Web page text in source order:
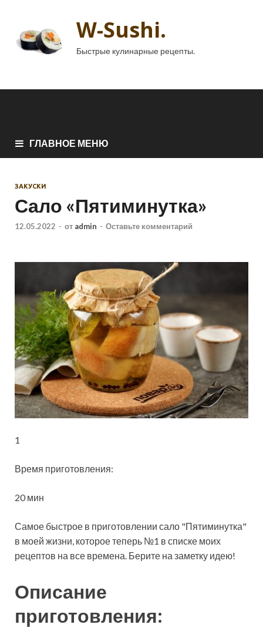
W-Sushi.
Быстрые кулинарные рецепты.
ГЛАВНОЕ МЕНЮ
ЗАКУСКИ
Сало «Пятиминутка»
12.05.2022 - от admin - Оставьте комментарий
1
Время приготовления:
20 мин
Самое быстрое в приготовлении сало "Пятиминутка"
в моей жизни, которое теперь №1 в списке моих
рецептов на все времена. Берите на заметку идею!
Описание
приготовления: